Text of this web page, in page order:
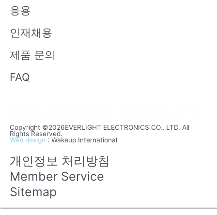
응용
인재채용
제품 문의
FAQ
Copyright ©2026EVERLIGHT ELECTRONICS CO., LTD. All
Rights Reserved.
Web design : Wakeup International
개인정보 처리방침
Member Service
Sitemap